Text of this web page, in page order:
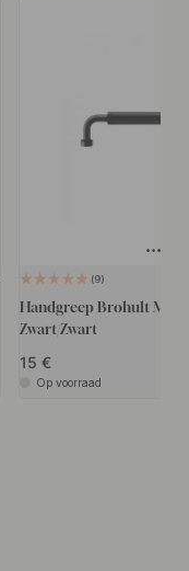
9
Handgreep Brohult M -
Zwart/Zwart
15
Op voorraad